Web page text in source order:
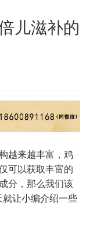
儿滋补的
越来越丰富，鸡
可以获取丰富的
分，那么我们该
就让小编介绍一些